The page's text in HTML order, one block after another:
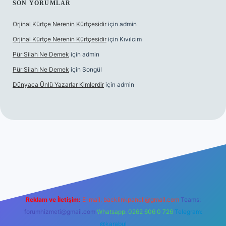
SON YORUMLAR
Orjinal Kürtçe Nerenin Kürtçesidir için admin
Orjinal Kürtçe Nerenin Kürtçesidir için Kıvılcım
Pür Silah Ne Demek için admin
Pür Silah Ne Demek için Songül
Dünyaca Ünlü Yazarlar Kimlerdir için admin
Reklam ve İletişim: E-mail: backlinkpaneli@gmail.com Teams:
forumhizmeti@gmail.com Whatsapp: 0262 606 0 726 Telegram:
@karabul